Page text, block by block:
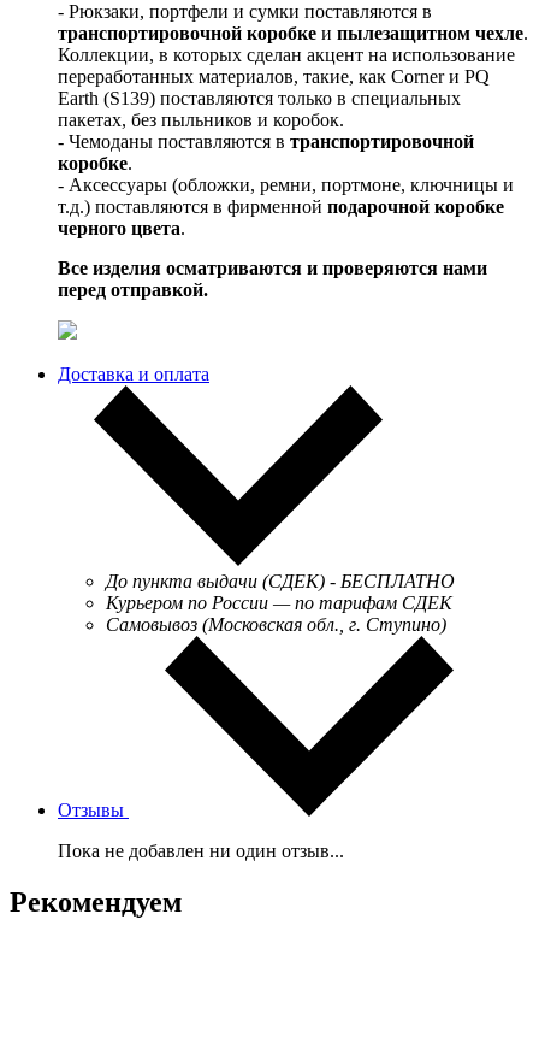
- Рюкзаки, портфели и сумки поставляются в
транспортировочной коробке и пылезащитном чехле.
Коллекции, в которых сделан акцент на использование
переработанных материалов, такие, как Corner и PQ
Earth (S139) поставляются только в специальных
пакетах, без пыльников и коробок.
- Чемоданы поставляются в транспортировочной
коробке.
- Аксессуары (обложки, ремни, портмоне, ключницы и
т.д.) поставляются в фирменной подарочной коробке
черного цвета.
Все изделия осматриваются и проверяются нами
перед отправкой.
Доставка и оплата
До пункта выдачи (СДЕК) - БЕСПЛАТНО
Курьером по России — по тарифам СДЕК
Самовывоз (Московская обл., г. Ступино)
Отзывы
Пока не добавлен ни один отзыв...
Рекомендуем